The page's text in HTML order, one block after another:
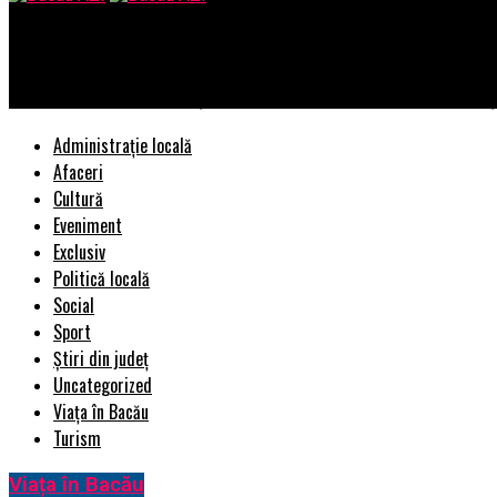
Administrație locală
Afaceri
Cultură
Eveniment
Exclusiv
Politică locală
Social
Sport
Știri din județ
Uncategorized
Viața în Bacău
Turism
Viața în Bacău